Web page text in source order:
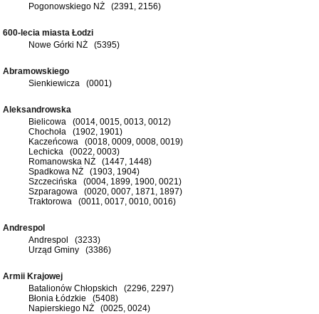
Pogonowskiego NŻ (2391, 2156)
600-lecia miasta Łodzi
Nowe Górki NŻ (5395)
Abramowskiego
Sienkiewicza (0001)
Aleksandrowska
Bielicowa (0014, 0015, 0013, 0012)
Chochoła (1902, 1901)
Kaczeńcowa (0018, 0009, 0008, 0019)
Lechicka (0022, 0003)
Romanowska NŻ (1447, 1448)
Spadkowa NŻ (1903, 1904)
Szczecińska (0004, 1899, 1900, 0021)
Szparagowa (0020, 0007, 1871, 1897)
Traktorowa (0011, 0017, 0010, 0016)
Andrespol
Andrespol (3233)
Urząd Gminy (3386)
Armii Krajowej
Batalionów Chłopskich (2296, 2297)
Błonia Łódzkie (5408)
Napierskiego NŻ (0025, 0024)